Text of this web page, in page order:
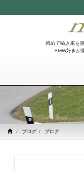
初めて輸入車を
BMW好きが
ブログ ブログ